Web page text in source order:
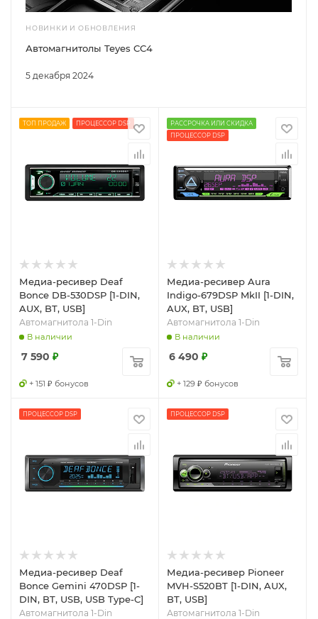
НОВИНКИ И ОБНОВЛЕНИЯ
5 декабря 2024
Автомагнитолы Teyes CC4
ТОП ПРОДАЖ ПРОЦЕССОР DSP
Медиа-ресивер Deaf
Bonce DB-530DSP [1-DIN,
AUX, BT, USB]
Автомагнитола 1-Din
В наличии
7 590 ₽
+ 151 ₽ бонусов
РАССРОЧКА ИЛИ СКИДКА
ПРОЦЕССОР DSP
Медиа-ресивер Aura
Indigo-679DSP MkII [1-DIN,
AUX, BT, USB]
Автомагнитола 1-Din
В наличии
6 490 ₽
+ 129 ₽ бонусов
ПРОЦЕССОР DSP
Медиа-ресивер Deaf
Bonce Gemini 470DSP [1-
DIN, BT, USB, USB Type-C]
Автомагнитола 1-Din
ПРОЦЕССОР DSP
Медиа-ресивер Pioneer
MVH-S520BT [1-DIN, AUX,
BT, USB]
Автомагнитола 1-Din